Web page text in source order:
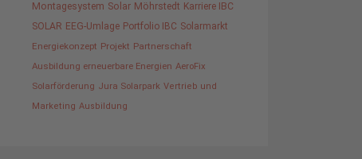
Montagesystem Solar Möhrstedt Karriere IBC
SOLAR EEG-Umlage Portfolio IBC Solarmarkt
Energiekonzept Projekt Partnerschaft
Ausbildung erneuerbare Energien AeroFix
Solarförderung Jura Solarpark Vertrieb und
Marketing Ausbildung